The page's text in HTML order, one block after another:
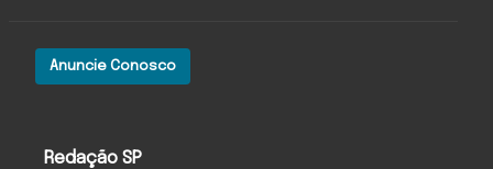
Redação SP
Anuncie Conosco